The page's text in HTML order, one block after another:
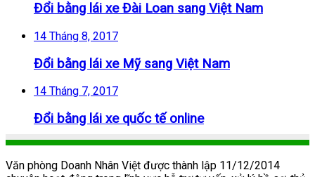
Đổi bằng lái xe Đài Loan sang Việt Nam
14 Tháng 8, 2017
Đổi bằng lái xe Mỹ sang Việt Nam
14 Tháng 7, 2017
Đổi bằng lái xe quốc tế online
Văn phòng Doanh Nhân Việt được thành lập 11/12/2014